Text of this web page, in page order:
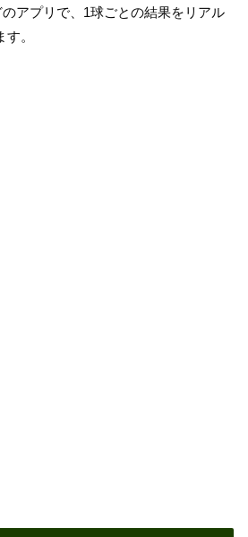
のアプリで、1球ごとの結果をリアル
。